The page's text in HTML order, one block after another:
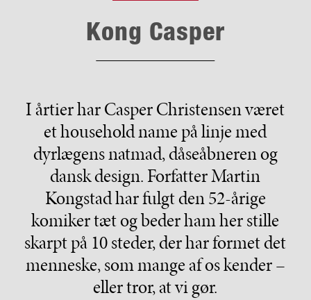
Kong Casper
I årtier har Casper Christensen været
et household name på linje med
dyrlægens natmad, dåseåbneren og
dansk design. Forfatter Martin
Kongstad har fulgt den 52-årige
komiker tæt og beder ham her stille
skarpt på 10 steder, der har formet det
menneske, som mange af os kender –
eller tror, at vi gør.